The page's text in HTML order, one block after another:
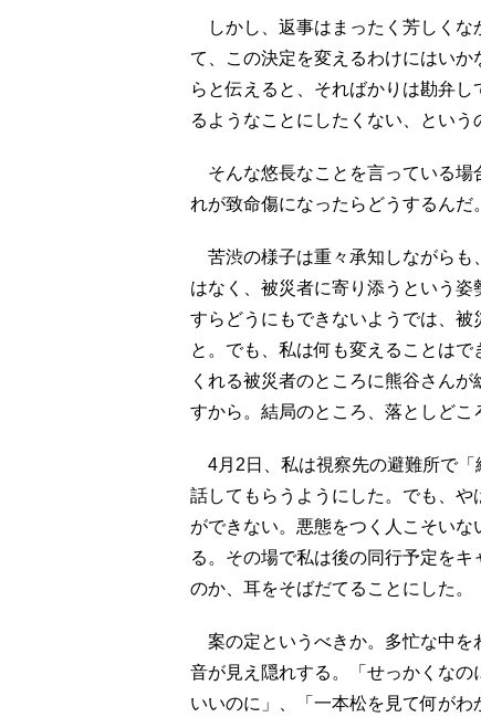
しかし、返事はまったく芳しくな
て、この決定を変えるわけにはい
らと伝えると、そればかりは勘弁
るようなことにしたくない、という
そんな悠長なことを言っている場
れが致命傷になったらどうするんだ。
苦渋の様子は重々承知しながらも
はなく、被災者に寄り添うという
すらどうにもできないようでは、被
と。でも、私は何も変えることは
くれる被災者のところに熊谷さん
すから。結局のところ、落としどこ
4月2日、私は視察先の避難所で「
話してもらうようにした。でも、
ができない。悪態をつく人こそいな
る。その場で私は後の同行予定を
のか、耳をそばだてることにした。
案の定というべきか。多忙な中を
音が見え隠れする。「せっかくな
いいのに」、「一本松を見て何が